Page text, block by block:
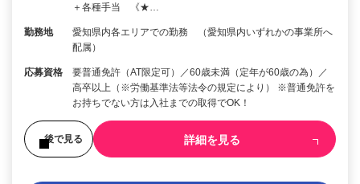
＋各種手当 《★…
勤務地
愛知県内各エリアでの勤務 （愛知県内いずれかの事業所へ
配属）
応募資格
要普通免許（AT限定可）／60歳未満（定年が60歳の為）／
高卒以上（※労働基準法等法令の規定により） ※普通免許を
お持ちでない方は入社までの取得でOK！
後で見る 詳細を見る